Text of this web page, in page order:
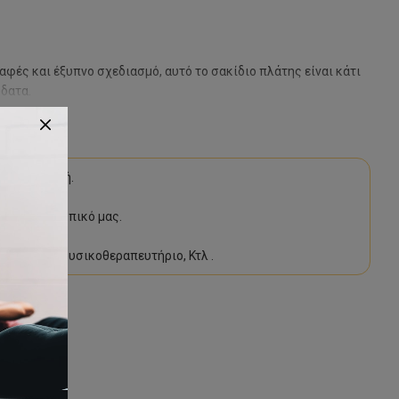
και έξυπνο σχεδιασμό, αυτό το σακίδιο πλάτης είναι κάτι
προσωπικό μας.
Φυσικοθεραπευτήριο, Κτλ .